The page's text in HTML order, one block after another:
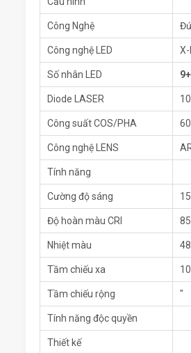
Công Nghệ
Công nghệ LED
Số nhân LED
Diode LASER
Công suất COS/PHA
Công nghệ LENS
Tính năng
Cường độ sáng
Độ hoàn màu CRI
Nhiệt màu
Tầm chiếu xa
Tầm chiếu rộng "
Tính năng độc quyền
Thiết kế